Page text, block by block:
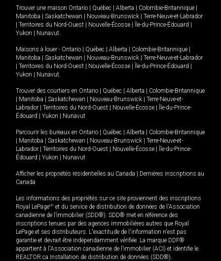
Trouver une maison Ontario | Québec | Alberta | Colombie-Britannique |
Manitoba | Saskatchewan | Nouveau-Brunswick | Terre-Neuve-et-Labrador
| Territoires du Nord-Ouest | Nouvelle-Écosse | Île-du-Prince-Édouard |
Yukon | Nunavut
Maisons à louer - Ontario | Québec | Alberta | Colombie-Britannique |
Manitoba | Saskatchewan | Nouveau-Brunswick | Terre-Neuve-et-Labrador
| Territoires du Nord-Ouest | Nouvelle-Écosse | Île-du-Prince-Édouard |
Yukon | Nunavut
Trouver des courtiers en Ontario | Québec | Alberta | Colombie-Britannique
| Manitoba | Saskatchewan | Nouveau-Brunswick | Terre-Neuve-et-
Labrador | Territoires du Nord-Ouest | Nouvelle-Écosse | Île-du-Prince-
Édouard | Yukon | Nunavut
Parcourir les bureaux en Ontario | Québec | Alberta | Colombie-Britannique
| Manitoba | Saskatchewan | Nouveau-Brunswick | Terre-Neuve-et-
Labrador | Territoires du Nord-Ouest | Nouvelle-Écosse | Île-du-Prince-
Édouard | Yukon | Nunavut
Afficher les propriétés résidentielles au Canada | Dernières inscriptions au
Canada
Les informations des propriétés sur ce site proviennent des inscriptions
Royal LePageMD et du service de distribution de données de l'Association
canadienne de l’immobilier (SDD®). SDD® met en référence des
inscriptions tenues par des agences immobilières autres que Royal
LePage et ses distributeurs. L'exactitude de l'information n'est pas
garantie et devrait être indépendamment vérifiée. La marque DDF®
appartient à l'Association canadienne de l’immobilier (ACI) et identifie le
REALTOR.ca Installation de distribution de données (SDD®).